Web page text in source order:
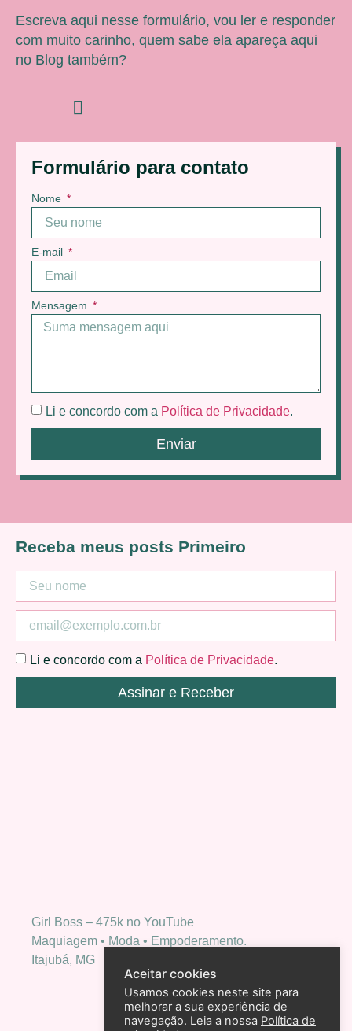
Formulário para contato
Nome
E-mail
Mensagem
Li e concordo com a Política de Privacidade.
Enviar
Escreva aqui nesse formulário, vou ler e responder
com muito carinho, quem sabe ela apareça aqui
no Blog também?
Girl Boss – 475k no YouTube
Maquiagem • Moda • Empoderamento.
Itajubá, MG
Receba meus posts Primeiro
Li e concordo com a Política de Privacidade.
Assinar e Receber
Aceitar cookies
Usamos cookies neste site para
melhorar a sua experiência de
navegação. Leia a nossa Política de